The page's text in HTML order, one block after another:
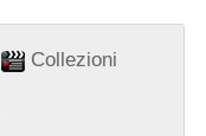
Collezioni